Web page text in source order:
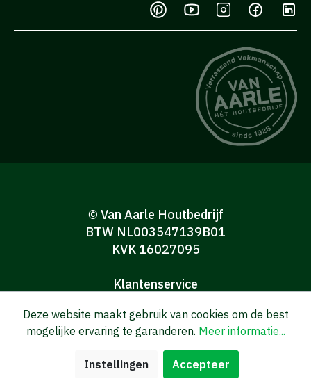
© Van Aarle Houtbedrijf
BTW NL003547139B01
KVK 16027095
Klantenservice
Algemene voorwaarden Consumenten
Privacy verklaring
Disclaimer
Deze website maakt gebruik van cookies om de best
mogelijke ervaring te garanderen. Meer informatie...
Instellingen Accepteer